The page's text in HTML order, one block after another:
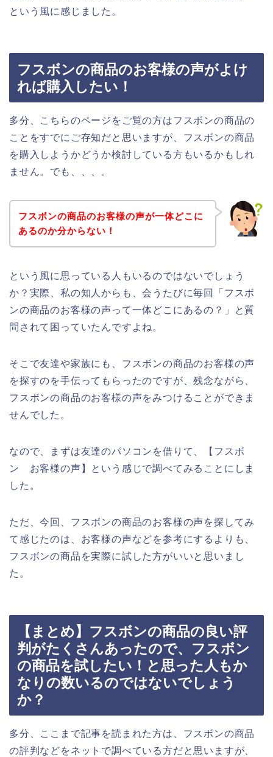
という風に感じました。
フスボンの商品のお客様の声がよけ
れば購入したい！
多分、こちらのページをご覧の方はフスボンの商品の
ことをすでにご存知だと思いますが、フスボンの商品
を購入しようかどうか検討している方もいるかもしれ
ません。でも、、、。
フスボンの商品のお客様の声が一体どこに
あるのか分からない！
という風に思っている人もいるのではないでしょう
か？実際、私の知人からも、会うたびに毎回「フスボ
ンの商品のお客様の声って一体どこにあるの？」と質
問されて困っていたんですよね。
そこで友達や家族にも、フスボンの商品のお客様の声
を探すのを手伝ってもらったのですが、残念ながら、
フスボンの商品のお客様の声をみつけることができま
せんでした。
なので、まずは友達のパソコンを借りて、【フスボ
ン お客様の声】という感じで調べてみることにしま
した。
ただ、今回、フスボンの商品のお客様の声を探してみ
て感じたのは、お客様の声などを参考にするよりも、
フスボンの商品を実際に試した方がいいと思いまし
た。
【まとめ】フスボンの商品の良い評
判がたくさんあったので、フスボン
の商品を試したい！と思った人もか
なりの数いるのではないでしょう
か？
多分、ここまで記事を読まれた方は、フスボンの商品
の評判などをネットで調べている方だと思いますが、